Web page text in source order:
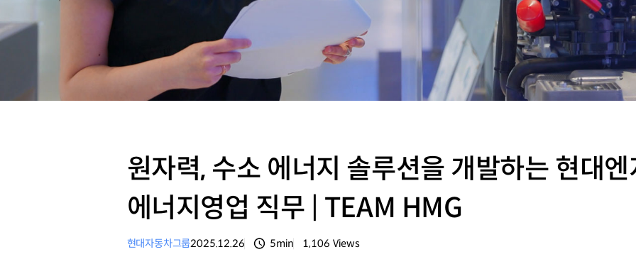
원자력, 수소 에너지 솔루션을 개발하는 현대
에너지영업 직무 | TEAM HMG
현대자동차그룹2025.12.26 5min 1,106 Views